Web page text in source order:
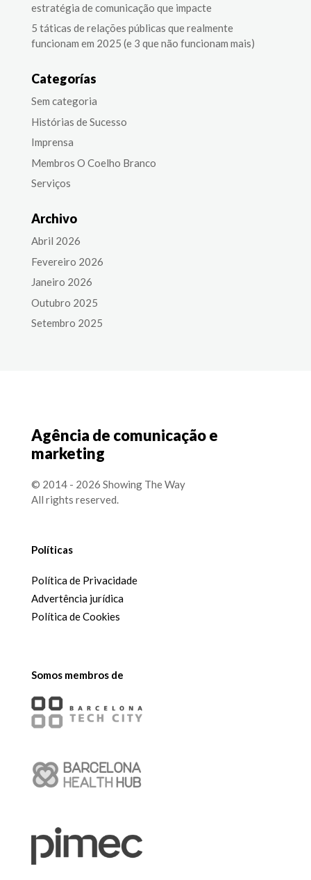
estratégia de comunicação que impacte
5 táticas de relações públicas que realmente
funcionam em 2025 (e 3 que não funcionam mais)
Categorías
Sem categoria
Histórias de Sucesso
Imprensa
Membros O Coelho Branco
Serviços
Archivo
Abril 2026
Fevereiro 2026
Janeiro 2026
Outubro 2025
Setembro 2025
Agência de comunicação e
marketing
© 2014 - 2026 Showing The Way
All rights reserved.
Políticas
Política de Privacidade
Advertência jurídica
Política de Cookies
Somos membros de